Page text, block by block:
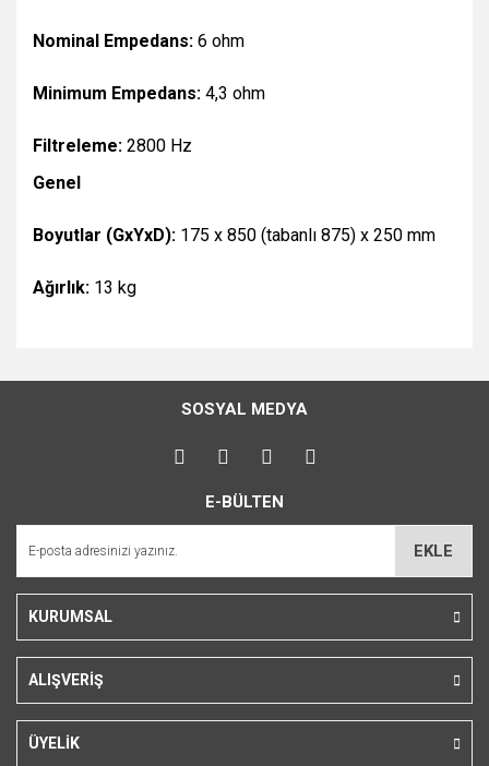
Nominal Empedans: 6 ohm
Minimum Empedans: 4,3 ohm
Filtreleme: 2800 Hz
Genel
Boyutlar (GxYxD): 175 x 850 (tabanlı 875) x 250 mm
Ağırlık: 13 kg
konularda yetersiz gördüğünüz noktaları öneri formunu
kullanarak tarafımıza iletebilirsiniz.
Görüş ve önerileriniz için teşekkür ederiz.
Ürün açıklamasında eksik bilgiler bulunuyor.
Bu ürüne benzer farklı alternatifler olmalı.
SOSYAL MEDYA
E-BÜLTEN
EKLE
KURUMSAL
ALIŞVERİŞ
ÜYELİK